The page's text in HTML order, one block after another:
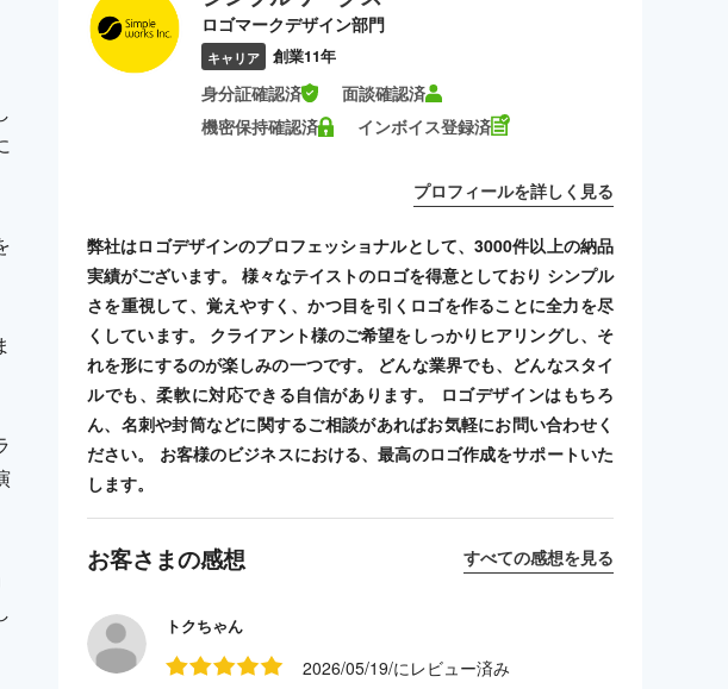
ロゴマークデザイン部門
キャリア 創業11年
身分証確認済
面談確認済
機密保持確認済
インボイス登録済
プロフィールを詳しく見る
弊社はロゴデザインのプロフェッショナルとして、3000件以上の納品
実績がございます。 様々なテイストのロゴを得意としており シンプル
さを重視して、覚えやすく、かつ目を引くロゴを作ることに全力を尽
くしています。 クライアント様のご希望をしっかりヒアリングし、そ
れを形にするのが楽しみの一つです。 どんな業界でも、どんなスタイ
ルでも、柔軟に対応できる自信があります。 ロゴデザインはもちろ
ん、名刺や封筒などに関するご相談があればお気軽にお問い合わせく
ださい。 お客様のビジネスにおける、最高のロゴ作成をサポートいた
します。
お客さまの感想 すべての感想を見る
トクちゃん
2026/05/19/にレビュー済み